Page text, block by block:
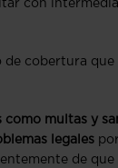
con
cobertura que
multas y
legales
de que